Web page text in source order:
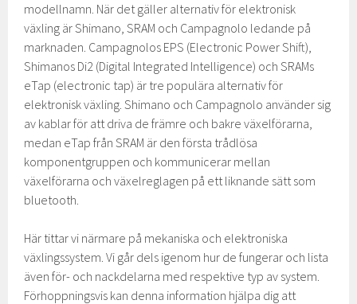
modellnamn. När det gäller alternativ för elektronisk
växling är Shimano, SRAM och Campagnolo ledande på
marknaden. Campagnolos EPS (Electronic Power Shift),
Shimanos Di2 (Digital Integrated Intelligence) och SRAMs
eTap (electronic tap) är tre populära alternativ för
elektronisk växling. Shimano och Campagnolo använder sig
av kablar för att driva de främre och bakre växelförarna,
medan eTap från SRAM är den första trådlösa
komponentgruppen och kommunicerar mellan
växelförarna och växelreglagen på ett liknande sätt som
bluetooth.
Här tittar vi närmare på mekaniska och elektroniska
växlingssystem. Vi går dels igenom hur de fungerar och lista
även för- och nackdelarna med respektive typ av system.
Förhoppningsvis kan denna information hjälpa dig att